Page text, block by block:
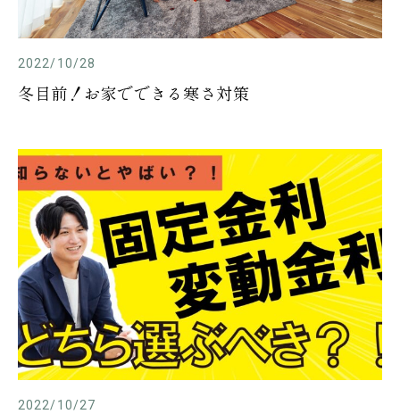
2022/10/28
冬目前！お家でできる寒さ対策
2022/10/27